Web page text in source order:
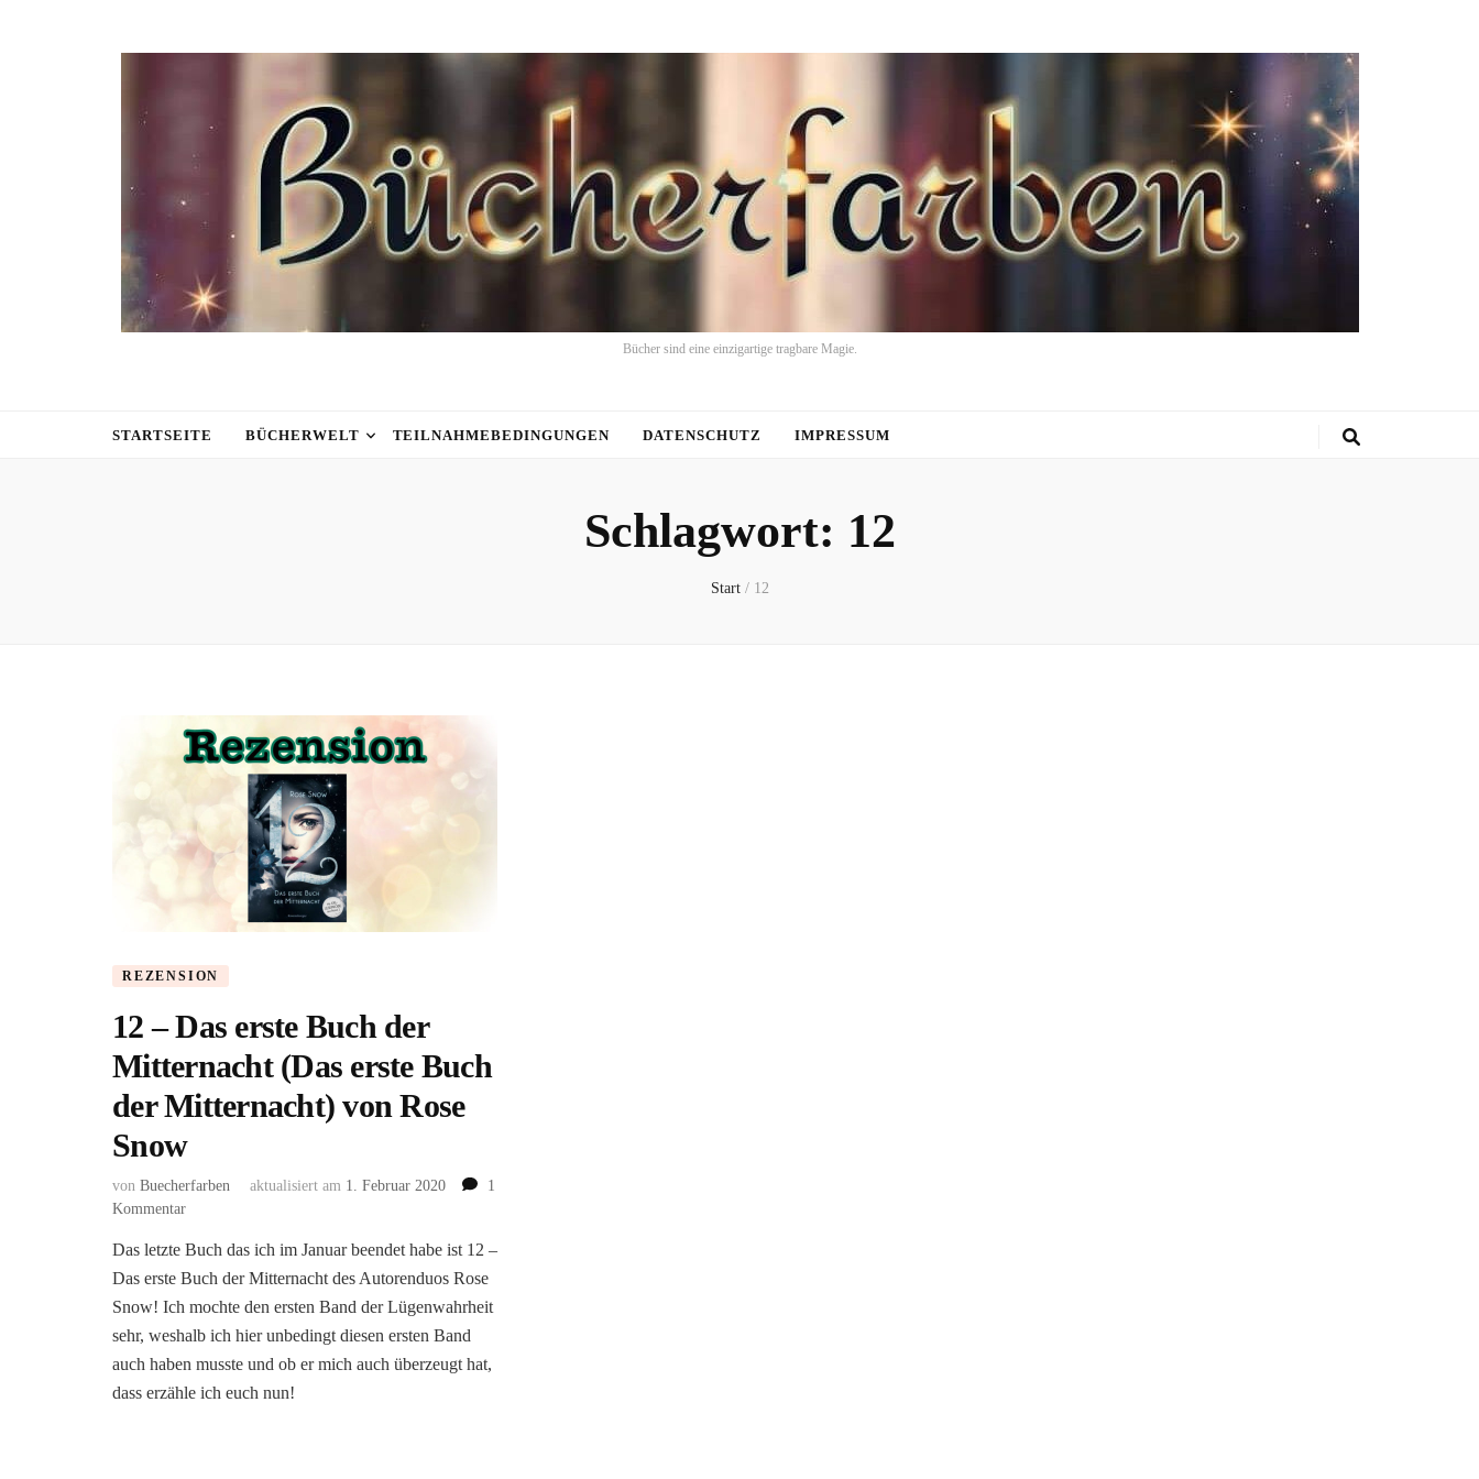
Bücher sind eine einzigartige tragbare Magie.
STARTSEITE BÜCHERWELT TEILNAHMEBEDINGUNGEN DATENSCHUTZ IMPRESSUM
Schlagwort: 12
Start / 12
REZENSION
12 – Das erste Buch der
Mitternacht (Das erste Buch
der Mitternacht) von Rose
Snow
von Buecherfarben aktualisiert am 1. Februar 2020
1
Kommentarzu
–
Das
der
Mitternacht
(Das
Das letzte Buch das ich im Januar beendet habe ist 12 –
Das erste Buch der Mitternacht des Autorenduos Rose
Snow! Ich mochte den ersten Band der Lügenwahrheit
sehr, weshalb ich hier unbedingt diesen ersten Band
auch haben musste und ob er mich auch überzeugt hat,
dass erzähle ich euch nun!